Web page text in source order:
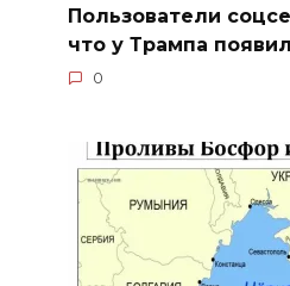
Пользователи
что у Трампа
0